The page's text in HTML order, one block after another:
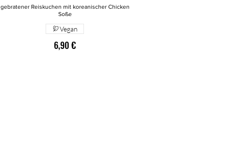
gebratener Reiskuchen mit koreanischer Chicken
Soße
6,90 €
Vegan